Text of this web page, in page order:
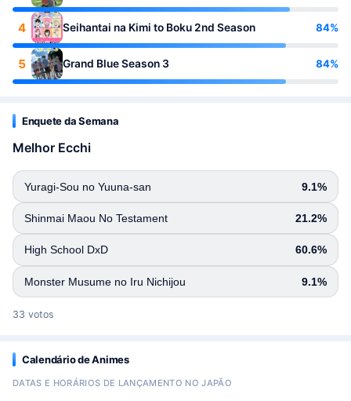
4 Seihantai na Kimi to Boku 2nd Season 84%
5 Grand Blue Season 3 84%
Enquete da Semana
Melhor Ecchi
Yuragi-Sou no Yuuna-san 9.1%
Shinmai Maou No Testament 21.2%
High School DxD 60.6%
Monster Musume no Iru Nichijou 9.1%
33 votos
Calendário de Animes
DATAS E HORÁRIOS DE LANÇAMENTO NO JAPÃO